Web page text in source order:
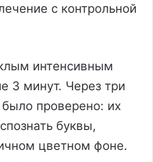
с контрольной
интенсивным
3 минут. Через три
проверено: их
буквы,
цветном фоне.